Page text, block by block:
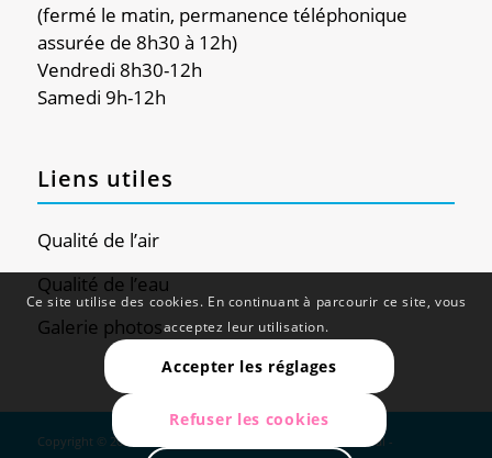
(fermé le matin, permanence téléphonique
assurée de 8h30 à 12h)
Vendredi 8h30-12h
Samedi 9h-12h
Liens utiles
Qualité de l’air
Qualité de l’eau
Galerie photos
Copyright © 2024 - Douvaine - Site réalisé par Web Global -
Ce site utilise des cookies. En continuant à parcourir ce site, vous
acceptez leur utilisation.
Accepter les réglages
Refuser les cookies